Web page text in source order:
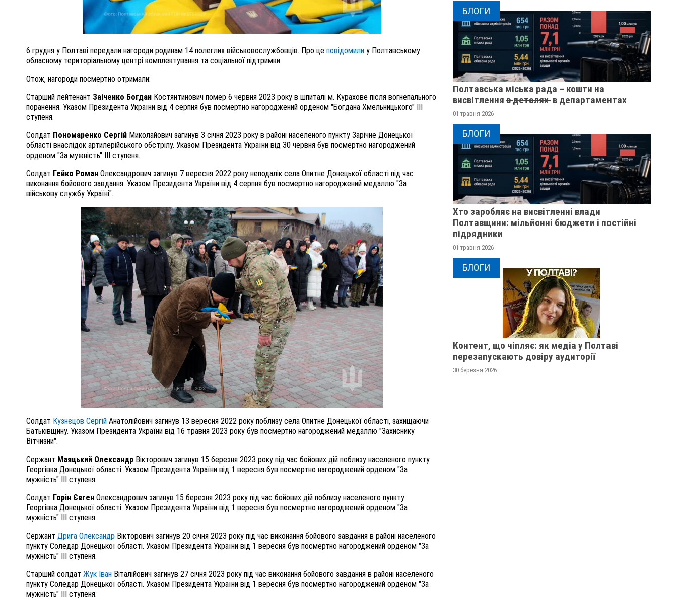
6 грудня у Полтаві передали нагороди родинам 14 полеглих військовослужбовців. Про це повідомили у Полтавському
обласному територіальному центрі комплектування та соціальної підтримки.
Отож, нагороди посмертно отримали:
Старший лейтенант Заіченко Богдан Костянтинович помер 6 червня 2023 року в шпиталі м. Курахове після вогнепального
поранення. Указом Президента України від 4 серпня був посмертно нагороджений орденом "Богдана Хмельницького" III
ступеня.
Солдат Пономаренко Сергій Миколайович загинув 3 січня 2023 року в районі населеного пункту Зарічне Донецької
області внаслідок артилерійського обстрілу. Указом Президента України від 30 червня був посмертно нагороджений
орденом "За мужність" III ступеня.
Солдат Гейко Роман Олександрович загинув 7 вересня 2022 року неподалік села Опитне Донецької області під час
виконання бойового завдання. Указом Президента України від 4 серпня був посмертно нагороджений медаллю "За
військову службу Україні".
Солдат Кузнєцов Сергій Анатолійович загинув 13 вересня 2022 року поблизу села Опитне Донецької області, захищаючи
Батьківщину. Указом Президента України від 16 травня 2023 року був посмертно нагороджений медаллю "Захиснику
Вітчизни".
Сержант Маяцький Олександр Вікторович загинув 15 березня 2023 року під час бойових дій поблизу населеного пункту
Георгівка Донецької області. Указом Президента України від 1 вересня був посмертно нагороджений орденом "За
мужність" III ступеня.
Солдат Горін Євген Олександрович загинув 15 березня 2023 року під час бойових дій поблизу населеного пункту
Георгівка Донецької області. Указом Президента України від 1 вересня був посмертно нагороджений орденом "За
мужність" III ступеня.
Сержант Дрига Олександр Вікторович загинув 20 січня 2023 року під час виконання бойового завдання в районі населеного
пункту Соледар Донецької області. Указом Президента України від 1 вересня був посмертно нагороджений орденом "За
мужність" III ступеня.
Старший солдат Жук Іван Віталійович загинув 27 січня 2023 року під час виконання бойового завдання в районі населеного
пункту Соледар Донецької області. Указом Президента України від 1 вересня був посмертно нагороджений орденом "За
мужність" III ступеня.
БЛОГИ
Полтавська міська рада – кошти на
висвітлення в̶ ̶д̶е̶т̶а̶л̶я̶х̶ ̶ в департаментах
01 травня 2026
БЛОГИ
Хто заробляє на висвітленні влади
Полтавщини: мільйонні бюджети і постійні
підрядники
01 травня 2026
БЛОГИ
Контент, що чіпляє: як медіа у Полтаві
перезапускають довіру аудиторії
30 березня 2026